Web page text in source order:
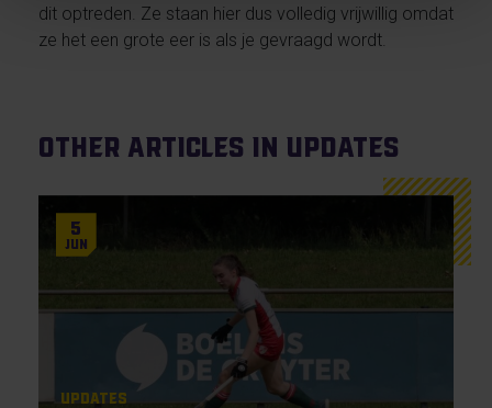
dit optreden. Ze staan hier dus volledig vrijwillig omdat
ze het een grote eer is als je gevraagd wordt.
Other articles in Updates
5
Jun
Updates